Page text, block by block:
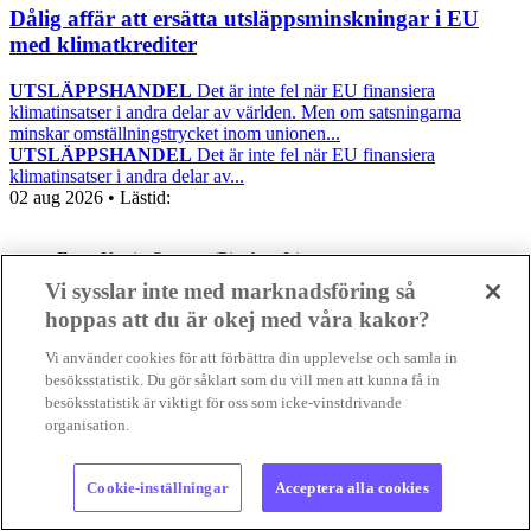
Dålig affär att ersätta utsläppsminskningar i EU
med klimatkrediter
UTSLÄPPSHANDEL Det är inte fel när EU finansiera
klimatinsatser i andra delar av världen. Men om satsningarna
minskar omställningstrycket inom unionen...
UTSLÄPPSHANDEL Det är inte fel när EU finansiera
klimatinsatser i andra delar av...
02 aug 2026 • Lästid:
Foto:Kevin Snyman/Pixabay Licence
Nyheter Positiva nyheter
Vi sysslar inte med marknadsföring så
hoppas att du är okej med våra kakor?
Vi använder cookies för att förbättra din upplevelse och samla in
besöksstatistik. Du gör såklart som du vill men att kunna få in
besöksstatistik är viktigt för oss som icke-vinstdrivande
organisation.
Cookie-inställningar Acceptera alla cookies